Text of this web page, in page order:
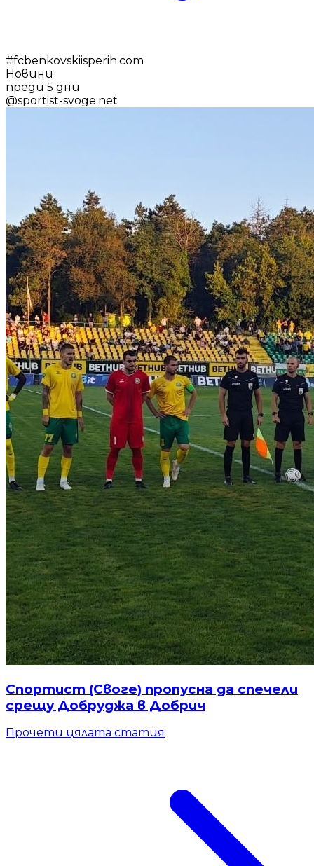
#fcbenkovskiisperih.com
Новини
преди 5 дни
@sportist-svoge.net
Спортист (Своге) пропусна да спечели
срещу Добруджа в Добрич
Прочети цялата статия